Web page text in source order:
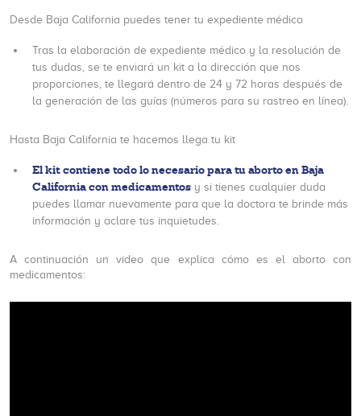
Desde Baja California puedes tener tu expediente médico
Tras la elaboración de expediente médico y la resolución de
tus dudas, se te enviará un kit a la dirección que nos
proporciones, te llegará dentro de 24 y 72 horas después de
la generación de las guías (números para su rastreo en línea).
Hasta Baja California te hacemos llega tu kit
El kit contiene todo lo necesario para tu aborto en Baja
California con medicamentos y si tienes cualquier duda
puedes llamar nuevamente para que la doctora te brinde más
información y aclare tus inquietudes.
A continuación un video que explica cómo es el aborto con
medicamentos: